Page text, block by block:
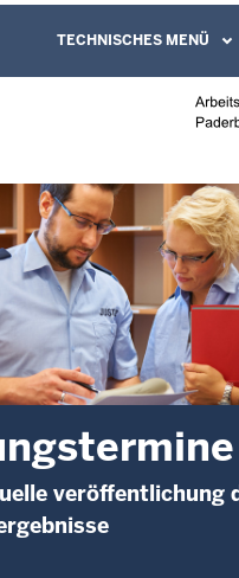
Paderborn:
TECHNISCHES MENÜ
veröffentlichung